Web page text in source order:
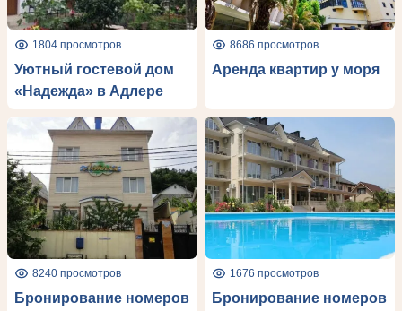
1804 просмотров
Уютный гостевой дом
«Надежда» в Адлере
8686 просмотров
Аренда квартир у моря
8240 просмотров
Бронирование номеров
1676 просмотров
Бронирование номеров